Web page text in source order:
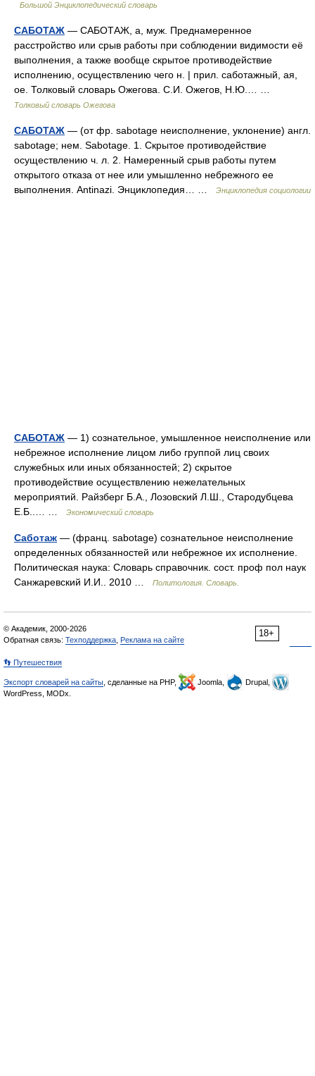
Большой Энциклопедический словарь
САБОТАЖ — САБОТАЖ, а, муж. Преднамеренное
расстройство или срыв работы при соблюдении видимости её
выполнения, а также вообще скрытое противодействие
исполнению, осуществлению чего н. | прил. саботажный, ая,
ое. Толковый словарь Ожегова. С.И. Ожегов, Н.Ю.… …
Толковый словарь Ожегова
САБОТАЖ — (от фр. sabotage неисполнение, уклонение) англ.
sabotage; нем. Sabotage. 1. Скрытое противодействие
осуществлению ч. л. 2. Намеренный срыв работы путем
открытого отказа от нее или умышленно небрежного ее
выполнения. Antinazi. Энциклопедия… …
Энциклопедия социологии
САБОТАЖ — 1) сознательное, умышленное неисполнение или
небрежное исполнение лицом либо группой лиц своих
служебных или иных обязанностей; 2) скрытое
противодействие осуществлению нежелательных
мероприятий. Райзберг Б.А., Лозовский Л.Ш., Стародубцева
Е.Б..… …
Экономический словарь
Саботаж — (франц. sabotage) сознательное неисполнение
определенных обязанностей или небрежное их исполнение.
Политическая наука: Словарь справочник. сост. проф пол наук
Санжаревский И.И.. 2010 …
Политология. Словарь.
18+
© Академик, 2000-2026
Обратная связь: Техподдержка Реклама на сайте
👣 Путешествия
Экспорт словарей на сайты , сделанные на PHP, Joomla,
Drupal,
WordPress, MODx.